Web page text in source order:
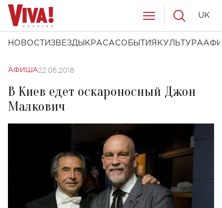
НОВОСТИ ЗВЕЗДЫ КРАСАСОБЫТИЯ КУЛЬТУРА
UK
АФИША22.06.2018
В Киев едет оскароносный Джон
Малкович